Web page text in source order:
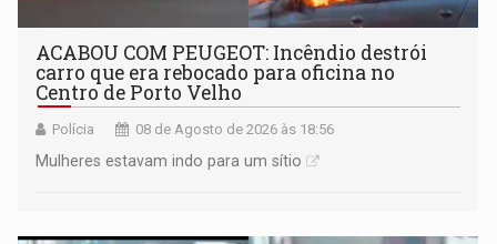
ACABOU COM PEUGEOT: Incêndio destrói
carro que era rebocado para oficina no
Centro de Porto Velho
Polícia 08 de Agosto de 2026 às 18:56
Mulheres estavam indo para um sítio